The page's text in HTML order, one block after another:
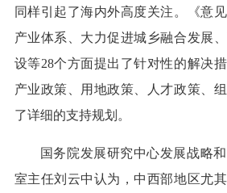
同样引起了海内外高度关注。《意
产业体系、大力促进城乡融合发展
设等28个方面提出了针对性的解决
产业政策、用地政策、人才政策、
了详细的支持规划。
国务院发展研究中心发展战略
室主任刘云中认为，中西部地区尤